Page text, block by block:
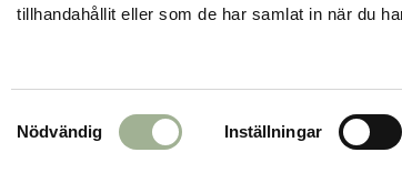
tillhandahållit eller som de har samlat in när du
Nödvändig Inställningar
som ägs och